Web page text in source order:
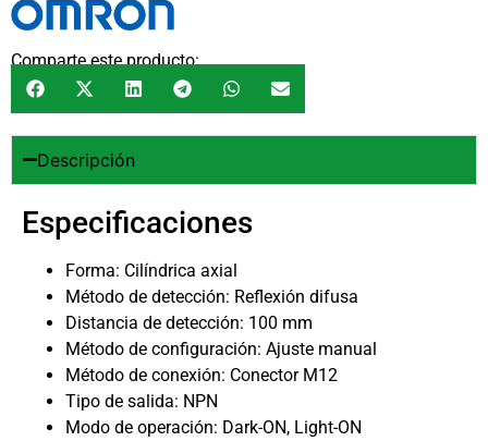
Comparte este producto:
Descripción
Especificaciones
Forma: Cilíndrica axial
Método de detección: Reflexión difusa
Distancia de detección: 100 mm
Método de configuración: Ajuste manual
Método de conexión: Conector M12
Tipo de salida: NPN
Modo de operación: Dark-ON, Light-ON